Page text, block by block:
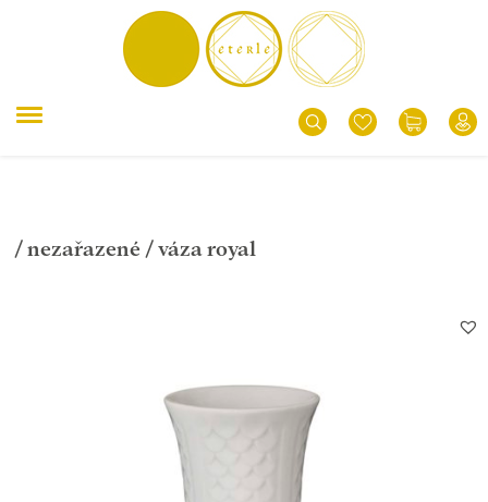
/ nezařazené / váza royal